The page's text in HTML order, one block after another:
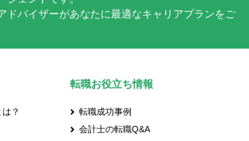
ドバイザーがあなたに最適なキャリアプランをご
？
転職お役立ち情報
転職成功事例
会計士の転職Q&A